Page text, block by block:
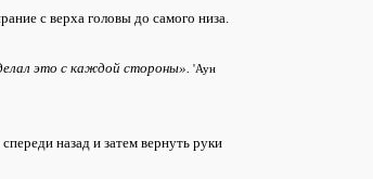
с верха головы до самого низа.
это с каждой стороны». 'Аун
назад и затем вернуть руки